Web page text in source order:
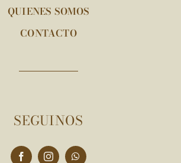
QUIENES SOMOS
CONTACTO
SEGUINOS